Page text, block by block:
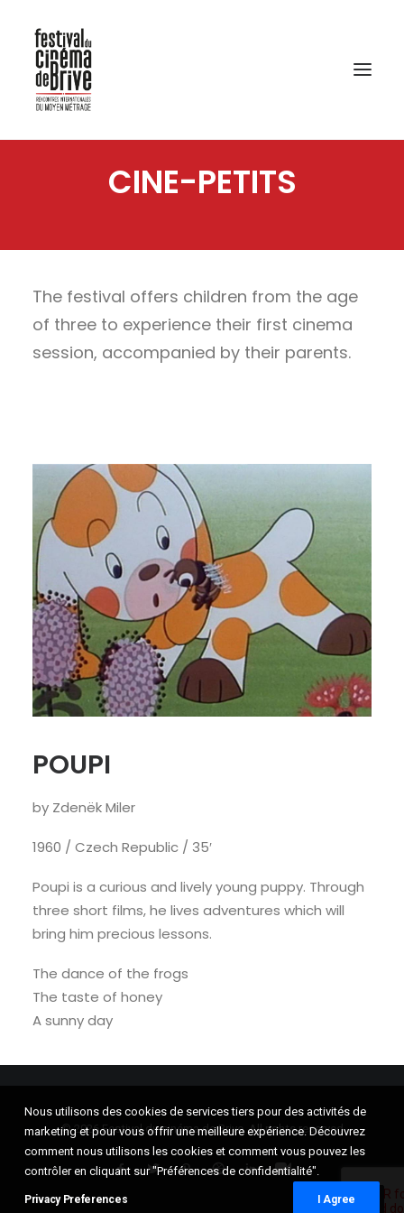
CINE-PETITS
The festival offers children from the age
of three to experience their first cinema
session, accompanied by their parents.
POUPI
by Zdenëk Miler
1960 / Czech Republic / 35′
Poupi is a curious and lively young puppy. Through
three short films, he lives adventures which will
bring him precious lessons.
The dance of the frogs
The taste of honey
A sunny day
© 2026 Festival du cinéma de Brive. All rights reserved
Nous utilisons des cookies de services tiers pour des activités de
marketing et pour vous offrir une meilleure expérience. Découvrez
comment nous utilisons les cookies et comment vous pouvez les
contrôler en cliquant sur "Préférences de confidentialité".
Privacy Preferences I Agree